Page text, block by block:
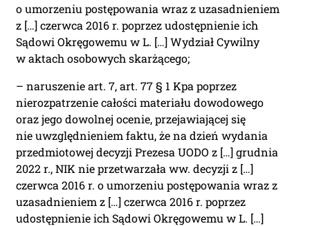
Teraz zamawiasz Szkolenie RODO -
Inspektor Ochrony Danych.
Nie musisz podawać karty
płatniczej.Wystarczy, że wypełnisz
formularz a na podany adres e-mail
otrzymasz fakturę VAT
do opłacenia.Ważne:Dopiero
po zaksięgowaniu płatności –
system utworzy konto użytkownika
oraz uruchomi subskrypcję. Dopiero
od tego momentu rozpoczyna się
okres Subskrypcji.
o umorzeniu postępowania wraz z uzasadnieniem
z […] czerwca 2016 r. poprzez udostępnienie ich
Sądowi Okręgowemu w L. […] Wydział Cywilny
w aktach osobowych skarżącego;
– naruszenie art. 7, art. 77 § 1 Kpa poprzez
nierozpatrzenie całości materiału dowodowego
oraz jego dowolnej ocenie, przejawiającej się
nie uwzględnieniem faktu, że na dzień wydania
przedmiotowej decyzji Prezesa UODO z […] grudnia
2022 r., NIK nie przetwarzała ww. decyzji z […]
czerwca 2016 r. o umorzeniu postępowania wraz z
uzasadnieniem z […] czerwca 2016 r. poprzez
udostępnienie ich Sądowi Okręgowemu w L. […]